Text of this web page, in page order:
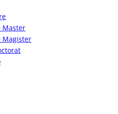
Master
Magister